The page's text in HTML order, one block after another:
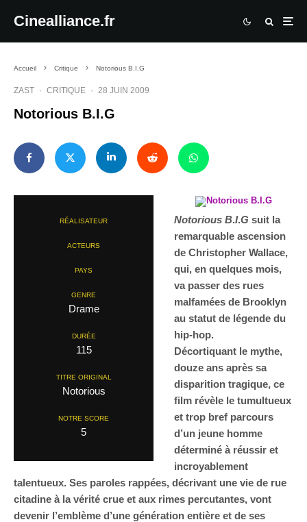
Cinealliance.fr
Accueil Critique Notorious B.I.G
ZAST · CRITIQUE · 28 JUIN 2009
Notorious B.I.G
RÉALISATEUR
ACTEURS
PAYS
GENRE
Drame
DURÉE
115
TITRE ORIGINAL
Notorious
NOTRE SCORE
5
Notorious B.I.G suit la
remarquable ascension
de Christopher Wallace,
qui, en quelques mois,
va passer des rues
malfamées de Brooklyn
au statut de légende du
hip-hop.
Décortiquant le mythe,
douze ans après sa
disparition tragique, ce
film révèle le tumultueux
et trop bref parcours
d’un jeune homme
déterminé à réussir et
incroyablement
talentueux. Ses paroles rappées, décrivant une vie de rue
citadine à la vérité crue et aux rimes percutantes, vont
devenir l’emblème d’une génération entière et de ses